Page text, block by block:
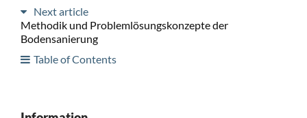
Next article
Methodik und Problemlösungskonzepte der
Bodensanierung
Table of Contents